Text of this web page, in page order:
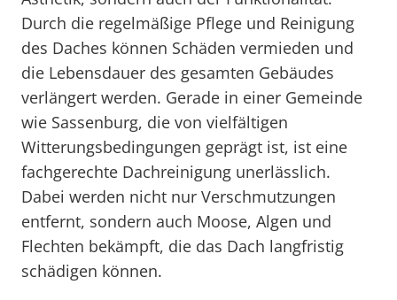
Durch die regelmäßige Pflege und Reinigung
des Daches können Schäden vermieden und
die Lebensdauer des gesamten Gebäudes
verlängert werden. Gerade in einer Gemeinde
wie Sassenburg, die von vielfältigen
Witterungsbedingungen geprägt ist, ist eine
fachgerechte Dachreinigung unerlässlich.
Dabei werden nicht nur Verschmutzungen
entfernt, sondern auch Moose, Algen und
Flechten bekämpft, die das Dach langfristig
schädigen können.